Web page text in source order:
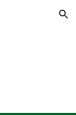
Skip to navigation